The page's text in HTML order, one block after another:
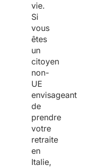
vie.
Si
vous
êtes
un
citoyen
non-
UE
envisageant
de
prendre
votre
retraite
en
Italie,